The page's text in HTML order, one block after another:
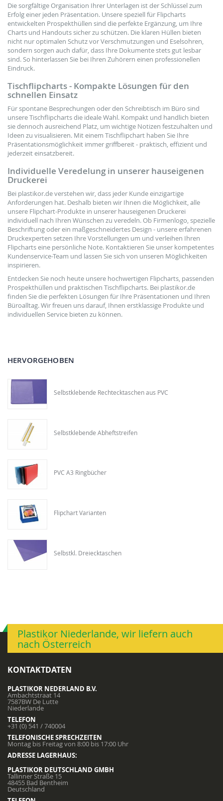
Die sorgfältige Organisation Ihrer Unterlagen ist der Schlüssel zum
Erfolg einer jeden Präsentation. Unsere speziell für Flipcharts
entwickelten Prospekthüllen sind die perfekte Ergänzung, um Ihre
Charts und Handouts sicher zu schützen. Die klaren Hüllen bieten
nicht nur optimalen Schutz vor Verschmutzungen und Eselsohren,
sondern sorgen auch dafür, dass Ihre Dokumente stets gut lesbar
sind. So hinterlassen Sie bei Ihren Zuhörern einen professionellen
Eindruck.
Tischflipcharts - Kompakte Lösungen für den
schnellen Einsatz
Für spontane Besprechungen oder den Schreibtisch im Büro sind
unsere Tischflipcharts die ideale Wahl. Kompakt und handlich bieten
sie dennoch ausreichend Platz, um wichtige Notizen festzuhalten und
Ideen zu visualisieren. Mit einem Tischflipchart haben Sie Ihre
Präsentationsmöglichkeit immer griffbereit - praktisch, effizient und
jederzeit einsatzbereit.
Individuelle Veredelung in unserer hauseigenen
Druckerei
Bei plastikor.de verstehen wir, dass jeder Kunde einzigartige
Anforderungen hat. Deshalb bieten wir Ihnen die Möglichkeit, alle
unsere Flipchart-Produkte in unserer hauseigenen Druckerei
individuell nach Ihren Wünschen zu veredeln. Ob Firmenlogo, spezielle
Beschriftung oder ein maßgeschneidertes Design - unsere erfahrenen
Druckexperten setzen Ihre Vorstellungen um und verleihen Ihren
Flipcharts eine persönliche Note. Kontaktieren Sie unser kompetentes
Kundenservice-Team und lassen Sie sich von unseren Möglichkeiten
inspirieren.
Entdecken Sie noch heute unsere hochwertigen Flipcharts, passenden
Prospekthüllen und praktischen Tischflipcharts. Bei plastikor.de
finden Sie die perfekten Lösungen für Ihre Präsentationen und Ihren
Büroalltag. Wir freuen uns darauf, Ihnen erstklassige Produkte und
individuellen Service bieten zu können.
HERVORGEHOBEN
Selbstklebende Rechtecktaschen aus PVC
Selbstklebende Abheftstreifen
PVC A3 Ringbücher
Flipchart Varianten
Selbstkl. Dreiecktaschen
Plastikor Niederlande, wir liefern auch
nach Österreich
KONTAKTDATEN
PLASTIKOR NEDERLAND B.V.
Ambachtstraat 14
7587BW De Lutte
Niederlande
TELEFON
+31 (0) 541 / 740004
TELEFONISCHE SPRECHZEITEN
Montag bis Freitag von 8:00 bis 17:00 Uhr
ADRESSE LAGERHAUS:
PLASTIKOR DEUTSCHLAND GMBH
Tallinner Straße 15
48455 Bad Bentheim
Deutschland